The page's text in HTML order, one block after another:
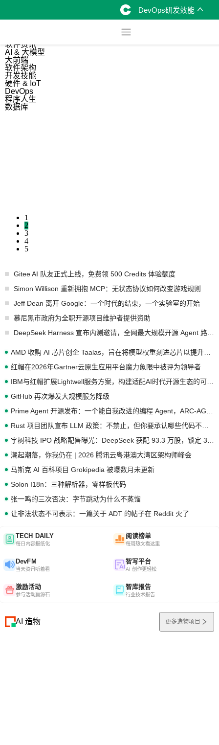
DevOps研发效能
软件资讯
AI & 大模型
大前端
软件架构
开发技能
硬件 & IoT
DevOps
程序人生
数据库
1
2
3
4
5
Gitee AI 队友正式上线，免费领 500 Credits 体验额度
Simon Willison 重新拥抱 MCP：无状态协议如何改变游戏规则
Jeff Dean 离开 Google：一个时代的结束，一个实验室的开始
慕尼黑市政府为全职开源项目维护者提供资助
红帽在2026年Gartner云原生应用平台魔力象限中被评为领导者
GitHub 再次爆发大规模服务降级
潮起潮落，你我仍在 | 2026 腾讯云粤港澳大湾区架构师峰会
马斯克 AI 百科项目 Grokipedia 被曝数月未更新
Solon I18n：三种解析器，零样板代码
张一鸣的三次否决：字节跳动为什么不蒸馏
让非法状态不可表示：一篇关于 ADT 的帖子在 Reddit 火了
TECH DAILY
每日内容报纸化
阅读榜单
每周热文看这里
DevFM
当天资讯听着看
智写平台
AI 创作更轻松
激励活动
参与活动赢源石
智库报告
行业技术报告
AI 造物 更多造物项目